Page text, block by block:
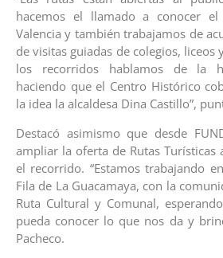
hacemos el llamado a conocer
Valencia y también trabajamos de
de visitas guiadas de colegios, liceos
los recorridos hablamos de la
haciendo que el Centro Histórico
la idea la alcaldesa Dina Castillo”,
Destacó asimismo que desde
ampliar la oferta de Rutas Turísticas
el recorrido. “Estamos trabajando
Fila de La Guacamaya, con la
Ruta Cultural y Comunal,
pueda conocer lo que nos da y
Pacheco.